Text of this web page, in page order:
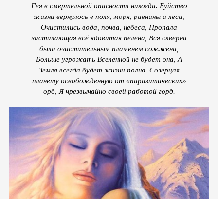
Гея в смертельной опасности никогда. Буйство
жизни вернулось в поля, моря, равнины и леса,
Очистились вода, почва, небеса, Пропала
застилающая всё ядовитая пелена, Вся скверна
была очистительным пламенем сожжена,
Больше угрожать Вселенной не будет она, А
Земля всегда будет жизни полна. Созерцая
планету освобожденную от «паразитических»
орд, Я чрезвычайно своей работой горд.